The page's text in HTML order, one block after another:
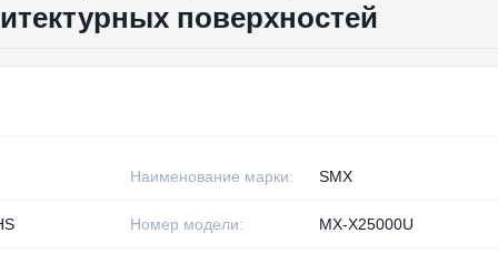
поверхностей
Наименование марки: SMX
Номер модели: MX-X25000U